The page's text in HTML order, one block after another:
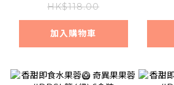
HK$118.00
加入購物車